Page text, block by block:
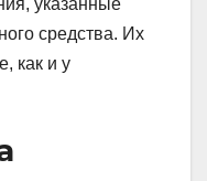
указанные
средства. Их
как и у